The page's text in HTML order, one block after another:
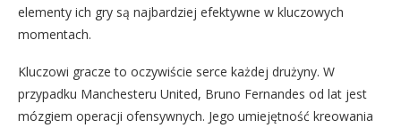
elementy ich gry są najbardziej efektywne w kluczowych
momentach.
Kluczowi gracze to oczywiście serce każdej drużyny. W
przypadku Manchesteru United, Bruno Fernandes od lat jest
mózgiem operacji ofensywnych. Jego umiejętność kreowania